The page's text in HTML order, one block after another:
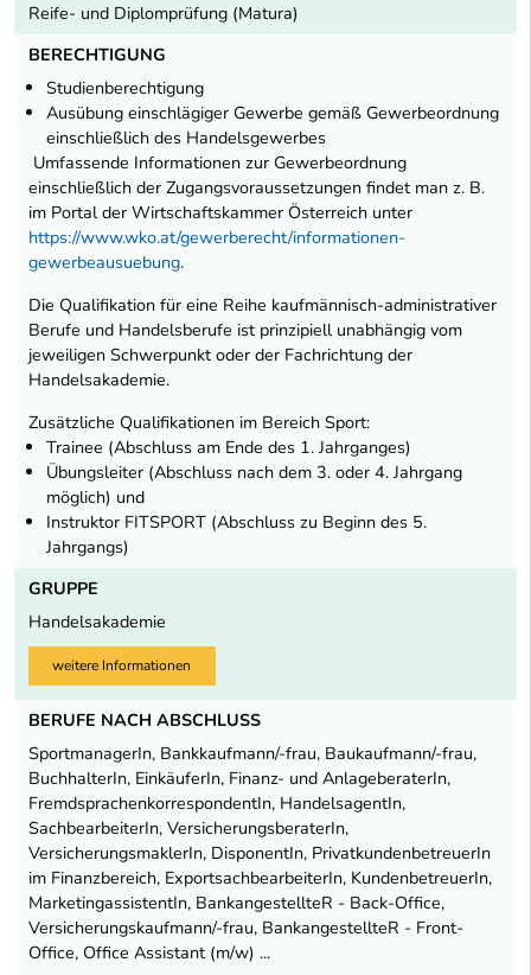
Reife- und Diplomprüfung (Matura)
BERECHTIGUNG
Studienberechtigung
Ausübung einschlägiger Gewerbe gemäß Gewerbeordnung
einschließlich des Handelsgewerbes
Umfassende Informationen zur Gewerbeordnung
einschließlich der Zugangsvoraussetzungen findet man z. B.
im Portal der Wirtschaftskammer Österreich unter
https://www.wko.at/gewerberecht/informationen-
gewerbeausuebung.
Die Qualifikation für eine Reihe kaufmännisch-administrativer
Berufe und Handelsberufe ist prinzipiell unabhängig vom
jeweiligen Schwerpunkt oder der Fachrichtung der
Handelsakademie.
Zusätzliche Qualifikationen im Bereich Sport:
Trainee (Abschluss am Ende des 1. Jahrganges)
Übungsleiter (Abschluss nach dem 3. oder 4. Jahrgang
möglich) und
Instruktor FITSPORT (Abschluss zu Beginn des 5.
Jahrgangs)
GRUPPE
Handelsakademie
weitere Informationen
BERUFE NACH ABSCHLUSS
SportmanagerIn, Bankkaufmann/-frau, Baukaufmann/-frau,
BuchhalterIn, EinkäuferIn, Finanz- und AnlageberaterIn,
FremdsprachenkorrespondentIn, HandelsagentIn,
SachbearbeiterIn, VersicherungsberaterIn,
VersicherungsmaklerIn, DisponentIn, PrivatkundenbetreuerIn
im Finanzbereich, ExportsachbearbeiterIn, KundenbetreuerIn,
MarketingassistentIn, BankangestellteR - Back-Office,
Versicherungskaufmann/-frau, BankangestellteR - Front-
Office, Office Assistant (m/w) ...